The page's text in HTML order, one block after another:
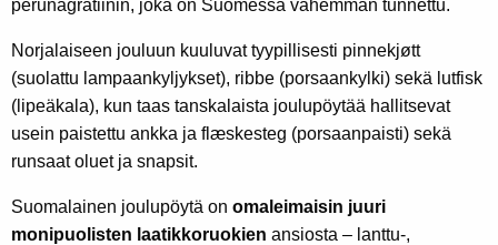
perunagratiinin, joka on Suomessa vähemmän tunnettu.
Norjalaiseen jouluun kuuluvat tyypillisesti pinnekjøtt
(suolattu lampaankyljykset), ribbe (porsaankylki) sekä lutfisk
(lipeäkala), kun taas tanskalaista joulupöytää hallitsevat
usein paistettu ankka ja flæskesteg (porsaanpaisti) sekä
runsaat oluet ja snapsit.
Suomalainen joulupöytä on omaleimaisin juuri
monipuolisten laatikkoruokien ansiosta – lanttu-,